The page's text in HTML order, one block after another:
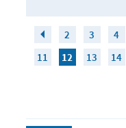
2 3 4
11
12 13 14